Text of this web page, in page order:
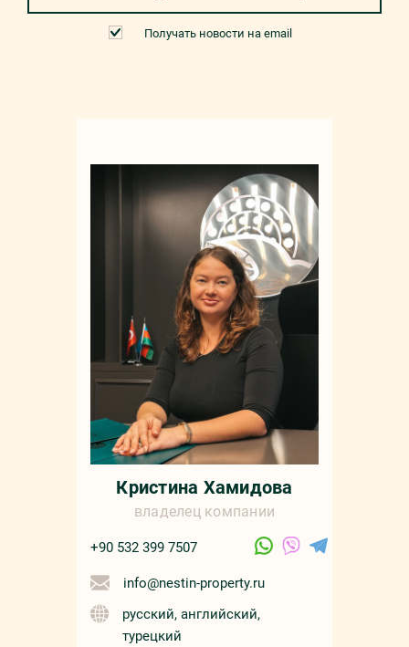
Получать новости на email
Кристина Хамидова
владелец компании
+90 532 399 7507
info@nestin-property.ru
русский, английский,
турецкий